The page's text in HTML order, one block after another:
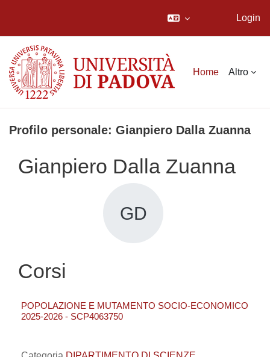
Login
Home Altro
Profilo personale: Gianpiero Dalla Zuanna
Gianpiero Dalla Zuanna
GD
Corsi
POPOLAZIONE E MUTAMENTO SOCIO-ECONOMICO
2025-2026 - SCP4063750